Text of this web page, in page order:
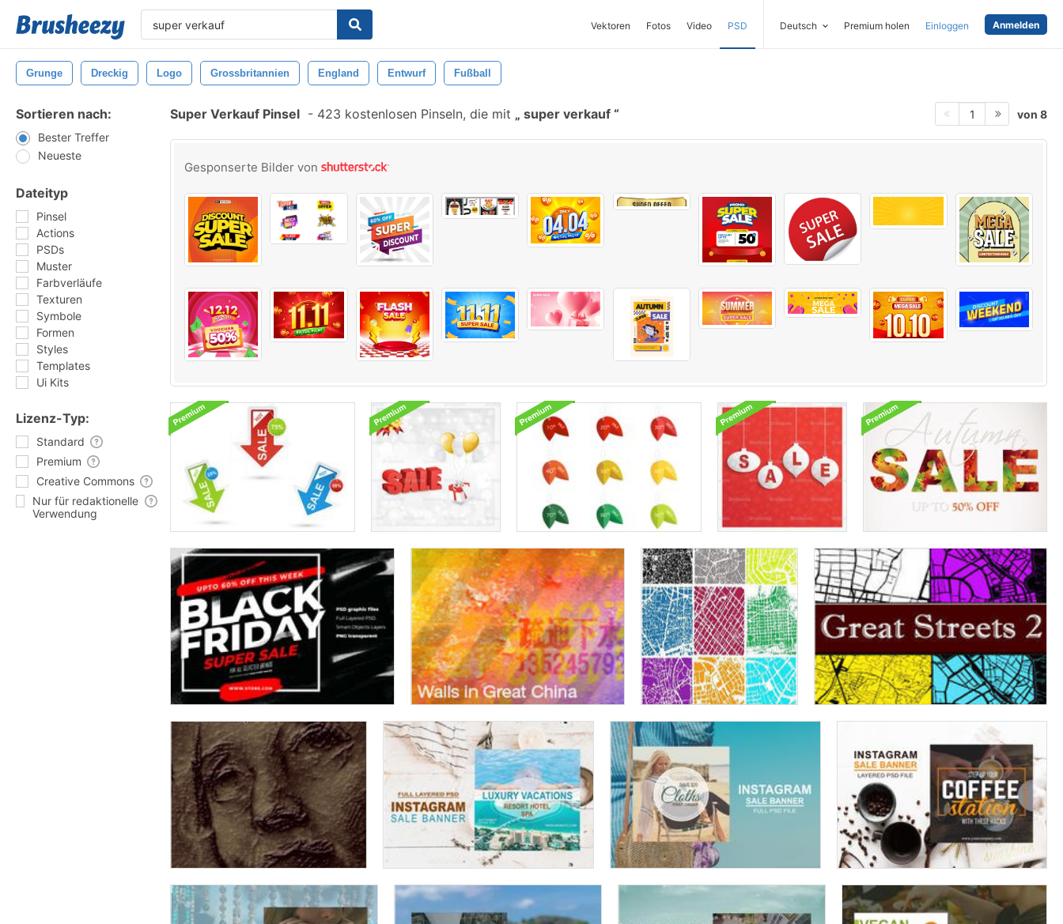
Vektoren Fotos Video PSD Deutsch Premium holen Einloggen Anmelden
Grunge Dreckig Logo Grossbritannien England Entwurf Fußball
Sortieren nach:
Bester Treffer
Neueste
Dateityp
Pinsel
Actions
PSDs
Muster
Farbverläufe
Texturen
Symbole
Formen
Styles
Templates
Ui Kits
Lizenz-Typ:
Standard
Premium
Creative Commons
Nur für redaktionelle
Verwendung
Super Verkauf Pinsel - 423 kostenlosen Pinseln, die mit super verkauf 1 von 8
Gesponserte Bilder von